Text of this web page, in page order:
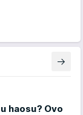
haosu? Ovo